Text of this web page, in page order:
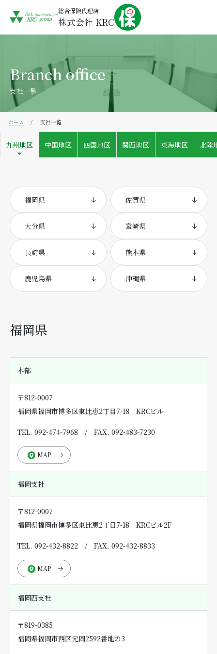
総合保険代理店
株式会社 KRC
Branch office
支社一覧
ホーム 支社一覧
九州地区 中国地区 四国地区 関西地区 東海地区 北陸
福岡県 佐賀県
大分県 宮崎県
長崎県 熊本県
鹿児島県 沖縄県
福岡県
本部
〒812-0007
福岡県福岡市博多区東比恵2丁目7-18 KRCビル
TEL. 092-474-7968 / FAX. 092-483-7230
MAP
福岡支社
〒812-0007
福岡県福岡市博多区東比恵2丁目7-18 KRCビル2F
TEL. 092-432-8822 / FAX. 092-432-8833
MAP
福岡西支社
〒819-0385
福岡県福岡市西区元岡2592番地の3